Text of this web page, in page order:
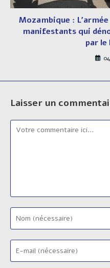
Mozambique :
manifestants qui
par le
Laisser un
Comment
your
name
or
username
your